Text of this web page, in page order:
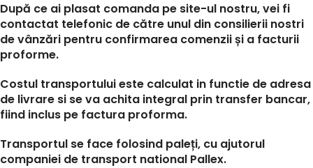
După ce ai plasat comanda pe site-ul nostru, vei fi
contactat telefonic de către unul din consilierii nostri
de vânzări pentru confirmarea comenzii și a facturii
proforme.
Costul transportului este calculat in functie de adresa
de livrare si se va achita integral prin transfer bancar,
fiind inclus pe factura proforma.
Transportul se face folosind paleți, cu ajutorul
companiei de transport national Pallex.